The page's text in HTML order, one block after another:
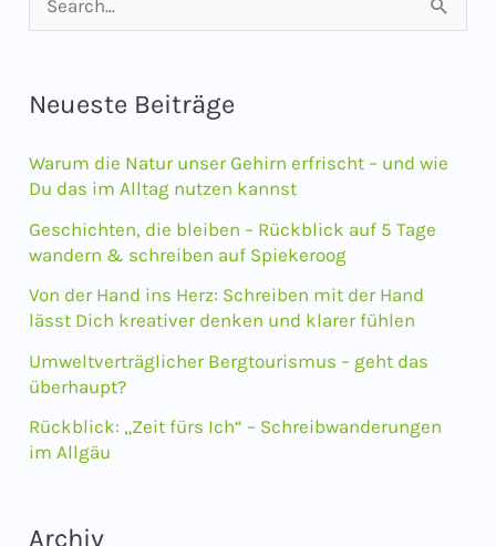
u
h
n
n
a
c
:
Neueste Beiträge
Warum die Natur unser Gehirn erfrischt – und wie
Du das im Alltag nutzen kannst
Geschichten, die bleiben – Rückblick auf 5 Tage
wandern & schreiben auf Spiekeroog
Von der Hand ins Herz: Schreiben mit der Hand
lässt Dich kreativer denken und klarer fühlen
Umweltverträglicher Bergtourismus – geht das
überhaupt?
Rückblick: „Zeit fürs Ich“ – Schreibwanderungen
im Allgäu
Archiv